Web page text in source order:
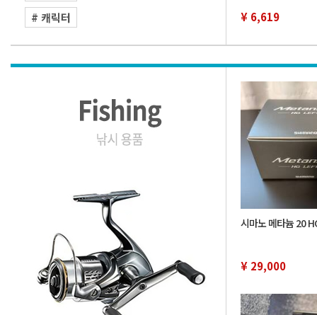
# 캐릭터
¥ 6,619
시마노 메타늄 20
¥ 29,000